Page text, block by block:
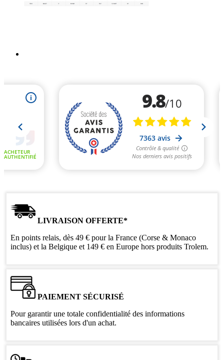
LIVRAISON OFFERTE*
En points relais, dès 49 € pour la France (Corse & Monaco
inclus) et la Belgique et 149 € en Europe hors produits Trolem.
PAIEMENT SÉCURISÉ
Pour garantir une totale confidentialité des informations
bancaires utilisées lors d'un achat.